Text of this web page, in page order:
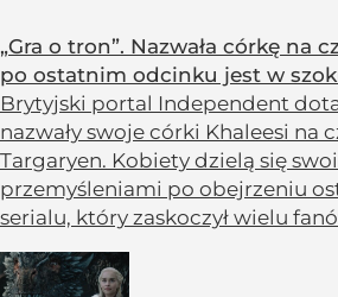
„Gra o tron”. Nazwała córkę na
po ostatnim odcinku jest w
Brytyjski portal Independent
nazwały swoje córki Khaleesi na
Targaryen. Kobiety dzielą się
przemyśleniami po obejrzeniu
serialu, który zaskoczył wielu